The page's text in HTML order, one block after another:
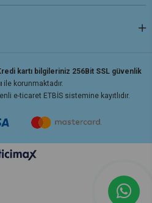
kartı bilgileriniz 256Bit SSL güvenlik
ile korunmaktadır.
e-ticaret ETBİS sistemine kayıtlıdır.